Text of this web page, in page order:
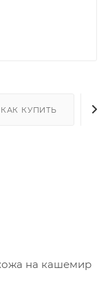
КАК КУПИТЬ
на кашемир